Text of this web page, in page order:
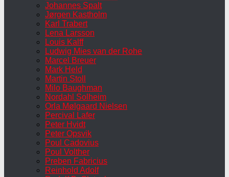
Johannes Spalt
Jørgen Kastholm
Karl Trabert
Lena Larsson
Louis Kalff
Ludwig Mies van der Rohe
Marcel Breuer
Mark Held
Martin Stoll
Milo Baughman
Nordahl Solheim
Orla Mølgaard Nielsen
Percival Lafer
Peter Hvidt
Peter Opsvik
Poul Cadovius
Poul Volther
Preben Fabricius
Reinhold Adolf